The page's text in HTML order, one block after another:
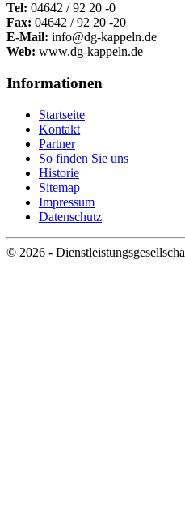
Tel: 04642 / 92 20 -0
Fax: 04642 / 92 20 -20
E-Mail: info@dg-kappeln.de
Web: www.dg-kappeln.de
Informationen
Startseite
Kontakt
Partner
So finden Sie uns
Historie
Sitemap
Impressum
Datenschutz
© 2026 -